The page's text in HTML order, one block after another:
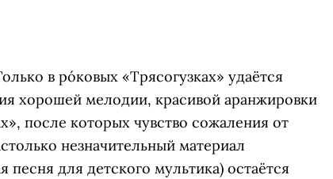
в ро́ковых «Трясогузках» удаётся
хорошей мелодии, красивой аранжировки
после которых чувство сожаления от
незначительный материал
для детского мультика) остаётся